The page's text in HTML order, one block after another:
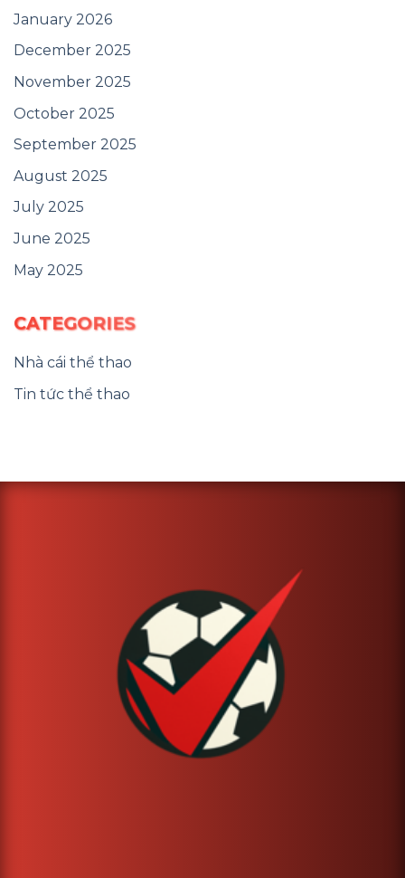
January 2026
December 2025
November 2025
October 2025
September 2025
August 2025
July 2025
June 2025
May 2025
CATEGORIES
Nhà cái thể thao
Tin tức thể thao